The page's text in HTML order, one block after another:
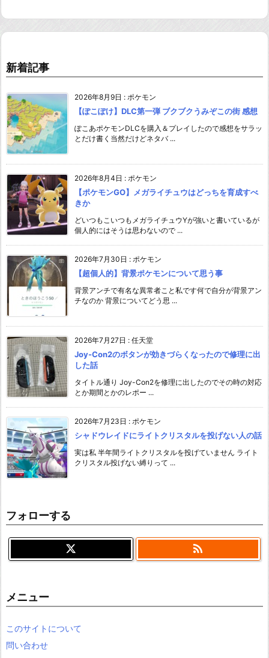
新着記事
2026年8月9日 : ポケモン
【ぽこぽけ】DLC第一弾 ブクブクうみぞこの街 感想
ぽこあポケモンDLCを購入＆プレイしたので感想をサラッ
とだけ書く当然だけどネタバ ...
2026年8月4日 : ポケモン
【ポケモンGO】メガライチュウはどっちを育成すべ
きか
どいつもこいつもメガライチュウYが強いと書いているが
個人的にはそうは思わないので ...
2026年7月30日 : ポケモン
【超個人的】背景ポケモンについて思う事
背景アンチで有名な異常者こと私です何で自分が背景アン
チなのか 背景についてどう思 ...
2026年7月27日 : 任天堂
Joy-Con2のボタンが効きづらくなったので修理に出
した話
タイトル通り Joy-Con2を修理に出したのでその時の対応
とか期間とかのレポー ...
2026年7月23日 : ポケモン
シャドウレイドにライトクリスタルを投げない人の話
実は私 半年間ライトクリスタルを投げていません ライト
クリスタル投げない縛りって ...
フォローする

メニュー
このサイトについて
問い合わせ